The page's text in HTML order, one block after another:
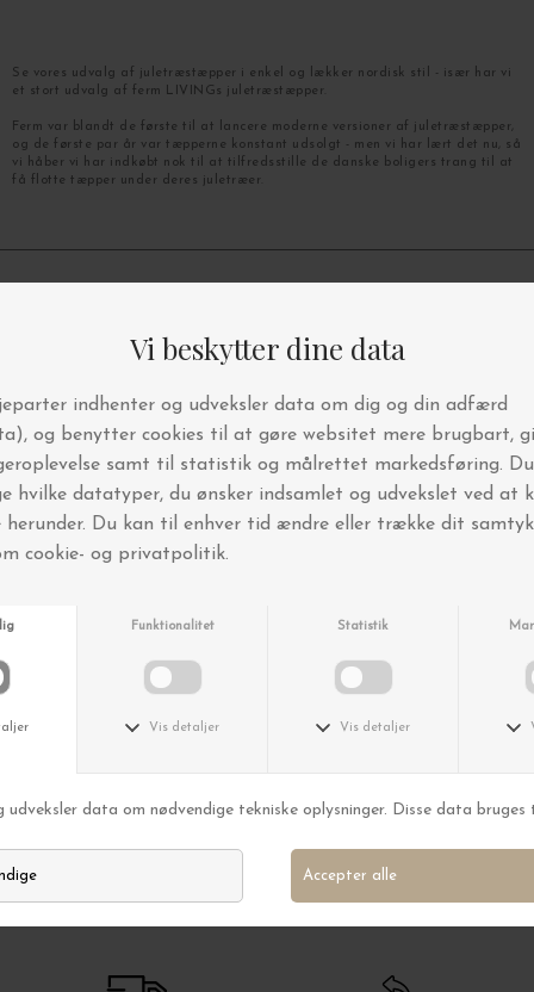
Se vores udvalg af juletræstæpper i enkel og lækker nordisk stil - især har vi
et stort udvalg af ferm LIVINGs juletræstæpper.
Ferm var blandt de første til at lancere moderne versioner af juletræstæpper,
og de første par år var tæpperne konstant udsolgt - men vi har lært det nu, så
vi håber vi har indkøbt nok til at tilfredsstille de danske boligers trang til at
få flotte tæpper under deres juletræer.
Nyhedsbrev og SMS-klub
blandt de første, der får besked om vores velbesøgte
kundearrangementer, nyheder, udsalg og tips til din
boligindretning.
Tilmeld dig her